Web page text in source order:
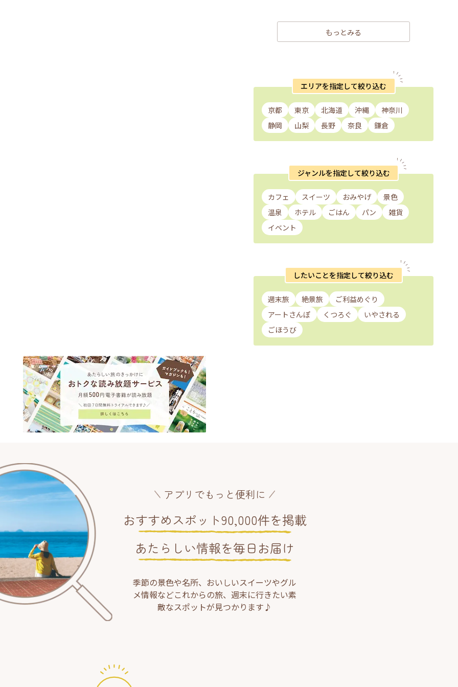
もっとみる
エリアを指定して絞り込む
京都 東京 北海道 沖縄
神奈川
静岡
山梨 長野 奈良 鎌倉
ジャンルを指定して絞り込む
カフェ スイーツ おみやげ
景色
温泉
ホテル ごはん パン
雑貨
イベント
したいことを指定して絞り込む
週末旅 絶景旅
ご利益めぐり
アートさんぽ
くつろぐ
いやされる
ごほうび
アプリでもっと便利に
おすすめスポット90,000件を掲載
あたらしい情報を毎日お届け
季節の景色や名所、おいしいスイーツやグル
メ情報などこれからの旅、週末に行きたい素
敵なスポットが見つかります♪